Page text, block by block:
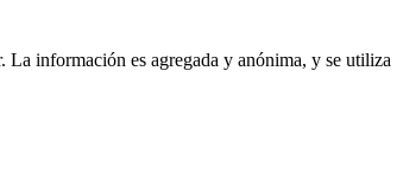
La información es agregada y anónima, y se utiliza